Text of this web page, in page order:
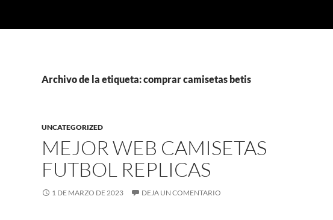
Archivo de la etiqueta: comprar camisetas betis
UNCATEGORIZED
MEJOR WEB CAMISETAS
FUTBOL REPLICAS
1 DE MARZO DE 2023 DEJA UN COMENTARIO